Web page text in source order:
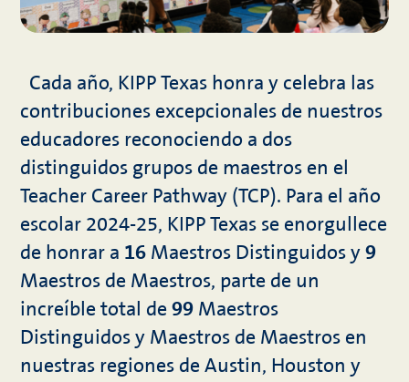
Cada año, KIPP Texas honra y celebra las
contribuciones excepcionales de nuestros
educadores reconociendo a dos
distinguidos grupos de maestros en el
Teacher Career Pathway (TCP). Para el año
escolar 2024-25, KIPP Texas se enorgullece
de honrar a 16 Maestros Distinguidos y 9
Maestros de Maestros, parte de un
increíble total de99 Maestros
Distinguidos y Maestros de Maestros en
nuestras regiones de Austin, Houston y